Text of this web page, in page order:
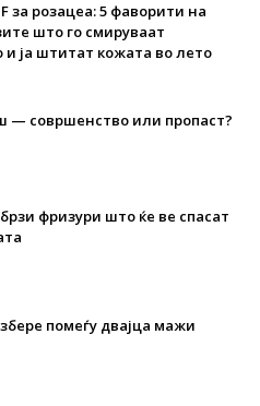
за розацеа: 5 фаворити на
што го смируваат
ја штитат кожата во лето
— совршенство или пропаст?
фризури што ќе ве спасат
помеѓу двајца мажи